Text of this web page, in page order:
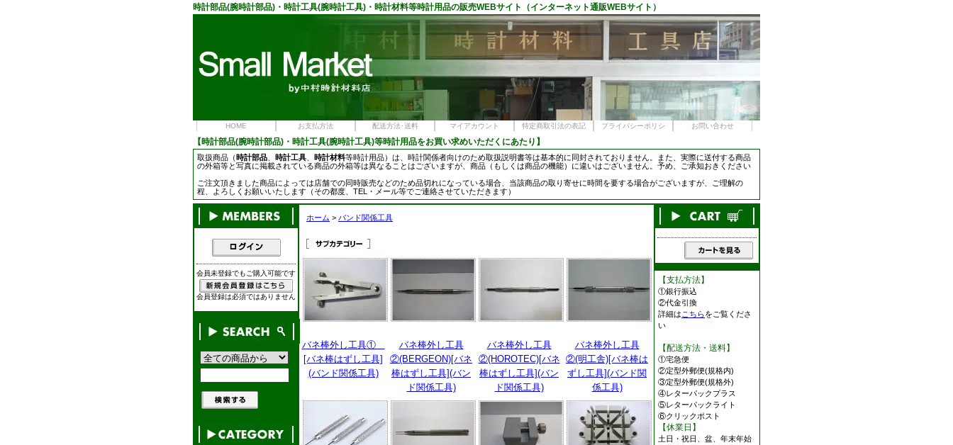
時計部品(腕時計部品)・ 時計工具(腕時計工具)・ 時計材料等時計用品の販売WEBサイト（インターネット通販WEBサイト）
HOME お支払方法 配送方法･送料 マイアカウント 特定商取引法の表記 プライバシーポリシ お問い合わせ
【時計部品(腕時計部品)・ 時計工具(腕時計工具)等時計用品をお買い求めいただくにあたり】
取扱商品（時計部品 時計工具 時計材料等時計用品）は、時計関係者向けのため取扱説明書等は基本的に同封されておりません。また、実際に送付する商品
の外箱等と写真に掲載されている商品の外箱等は異なることはございますが、商品（もしくは商品の機能）に違いはございません。予め、ご承知おきください
ご注文頂きました商品によっては店舗での同時販売などのため品切れになっている場合、当該商品の取り寄せに時間を要する場合がございますが、ご理解の
程、よろしくお願いいたします（その都度、TEL・メール等でご連絡させていただきます）
ホーム > バンド関係工具
バネ棒外し工具①
[バネ棒はずし工具]
(バンド関係工具)
バネ棒外し工具
②(BERGEON)[バネ
棒はずし工具](バン
ド関係工具)
バネ棒外し工具
②(HOROTEC)[バネ
棒はずし工具](バン
ド関係工具)
バネ棒外し工具
②(明工舎)[バネ棒は
ずし工具](バンド関
係工具)
会員未登録でもご購入可能です
会員登録は必須ではありません
【支払方法】
①銀行振込
②代金引換
詳細は こちらをご覧くださ
い
【配送方法・送料】
①宅急便
②定型外郵便(規格内)
③定型外郵便(規格外)
④レターパックプラス
⑤レターパックライト
⑥クリックポスト
【休業日】
土日・祝日、盆、年末年始